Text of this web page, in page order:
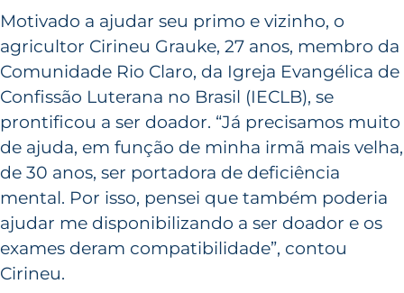
Motivado a ajudar seu primo e vizinho, o
agricultor Cirineu Grauke, 27 anos, membro da
Comunidade Rio Claro, da Igreja Evangélica de
Confissão Luterana no Brasil (IECLB), se
prontificou a ser doador. “Já precisamos muito
de ajuda, em função de minha irmã mais velha,
de 30 anos, ser portadora de deficiência
mental. Por isso, pensei que também poderia
ajudar me disponibilizando a ser doador e os
exames deram compatibilidade”, contou
Cirineu.